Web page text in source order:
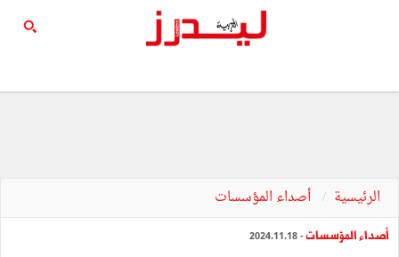
الرئيسية أصداء المؤسسات
أصداء المؤسسات- 2024.11.18